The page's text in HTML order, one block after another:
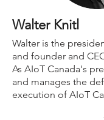
Walter Knitl
Walter is the
and founder and
As AIoT Canada's
and manages the
execution of AIoT